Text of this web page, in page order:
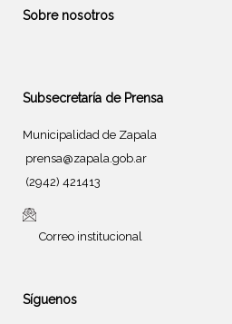
Sobre nosotros
Subsecretaría de Prensa
Municipalidad de Zapala
prensa@zapala.gob.ar
(2942) 421413
Correo institucional
Síguenos